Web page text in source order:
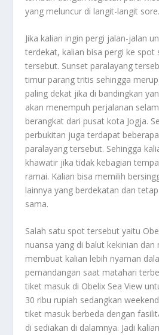
yang meluncur di langit-langit sore.
Jika kalian ingin pergi jalan-jalan
terdekat, kalian bisa pergi ke spot
tersebut. Sunset paralayang
timur parang tritis sehingga
paling dekat jika di bandingkan
akan menempuh perjalanan
berangkat dari pusat kota Jogja.
perbukitan juga terdapat
paralayang tersebut. Sehingga
khawatir jika tidak kebagian
ramai. Kalian bisa memilih
lainnya yang berdekatan dan
sama.
Salah satu spot tersebut yaitu
nuansa yang di balut kekinian dan
membuat kalian lebih nyaman
pemandangan saat matahari
tiket masuk di Obelix Sea View
30 ribu rupiah sedangkan
tiket masuk berbeda dengan
di sediakan di dalamnya. Jadi